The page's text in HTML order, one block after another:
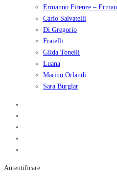
Ermanno Firenze –
Carlo Salvatelli
Di Gregorio
Fratelli
Gilda Tonelli
Luana
Marino Orlandi
Sara Burglar
Autentificare